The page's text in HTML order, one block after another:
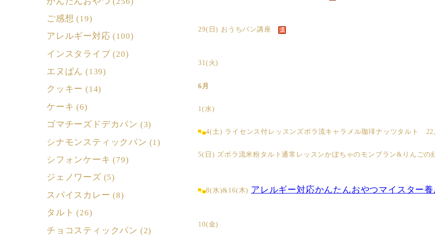
29(日) おうちパン講座
31(火)
6月
1(水)
4(土) ライセンス付レッスンズボラ流キャラメル珈琲ナッツタルト
5(日) ズボラ流米粉タルト通常レッスンかぼちゃのモンブラン&りんごの
8(水)&16(木) アレルギー対応かんたんおやつマイスター
10(金)
ご感想 (19)
アレルギー対応 (100)
インスタライブ (20)
エヌぱん (139)
クッキー (14)
ケーキ (6)
ゴマチーズドデカパン (3)
シナモンスティックパン (1)
シフォンケーキ (79)
ジェノワーズ (5)
スパイスカレー (8)
タルト (26)
チョコスティックパン (2)